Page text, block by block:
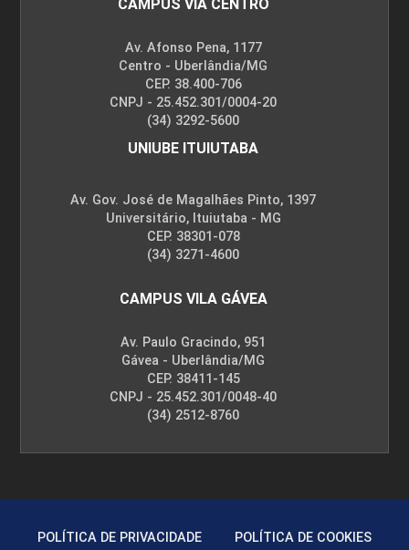
CAMPUS VIA CENTRO
Av. Afonso Pena, 1177
Centro - Uberlândia/MG
CEP. 38.400-706
CNPJ - 25.452.301/0004-20
(34) 3292-5600
UNIUBE ITUIUTABA
Av. Gov. José de Magalhães Pinto, 1397
Universitário, Ituiutaba - MG
CEP. 38301-078
(34) 3271-4600
CAMPUS VILA GÁVEA
Av. Paulo Gracindo, 951
Gávea - Uberlândia/MG
CEP. 38411-145
CNPJ - 25.452.301/0048-40
(34) 2512-8760
POLÍTICA DE PRIVACIDADE POLÍTICA DE COOKIES